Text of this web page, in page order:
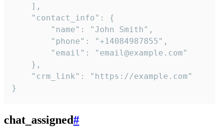
    ],
    "contact_info": {
        "name": "John Smith",
        "phone": "+14084987855",
        "email": "email@example.com"
    },
    "crm_link": "https://example.com"
}
chat_assigned#